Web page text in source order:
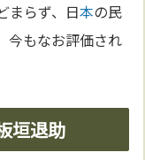
まらず、日本の民
今もなお評価され
垣退助